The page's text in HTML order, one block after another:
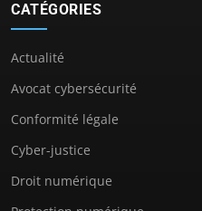
CATÉGORIES
Actualité
Avocat cybersécurité
Conformité légale
Cyber-justice
Droit numérique